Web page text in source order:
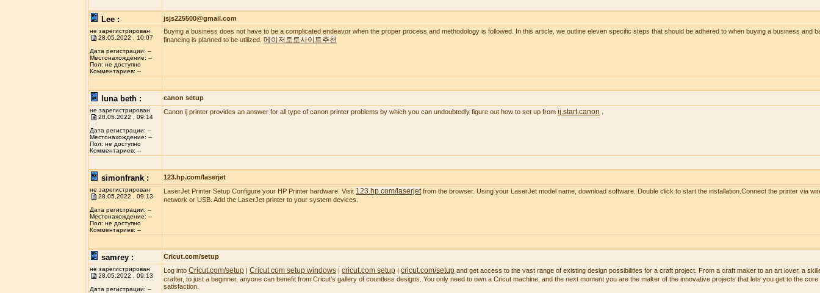
Lee : jsjs225500@gmail.com
не зарегистрирован
28.05.2022 , 10:07
Дата регистрации: --
Местонахождение: --
Пол: не доступно
Комментариев: --
Buying a business does not have to be a complicated endeavor when the proper process and methodology is followed. In this article, we outline eleven specific steps that should be adhered to when buying a business and
financing is planned to be utilized. 메이저토토사이트추천
luna beth : canon setup
не зарегистрирован
28.05.2022 , 09:14
Дата регистрации: --
Местонахождение: --
Пол: не доступно
Комментариев: --
Canon ij printer provides an answer for all type of canon printer problems by which you can undoubtedly figure out how to set up from ij.start.canon
simonfrank : 123.hp.com/laserjet
не зарегистрирован
28.05.2022 , 09:13
Дата регистрации: --
Местонахождение: --
Пол: не доступно
Комментариев: --
LaserJet Printer Setup Configure your HP Printer hardware. Visit 123.hp.com/laserjet from the browser. Using your LaserJet model name, download software. Double click to start the installation.Connect the printer via
network or USB. Add the LaserJet printer to your system devices.
samrey : Cricut.com/setup
не зарегистрирован
28.05.2022 , 09:13
Дата регистрации: --
Log into Cricut.com/setup | Cricut com setup windows | cricut.com setup | cricut.com/setup and get access to the vast range of existing design possibilities for a craft project. From a craft maker to an art lover, a
crafter, to just a beginner, anyone can benefit from Cricut’s gallery of countless designs. You only need to own a Cricut machine, and the next moment you are the maker of the innovative projects that lets you get to the core
satisfaction.